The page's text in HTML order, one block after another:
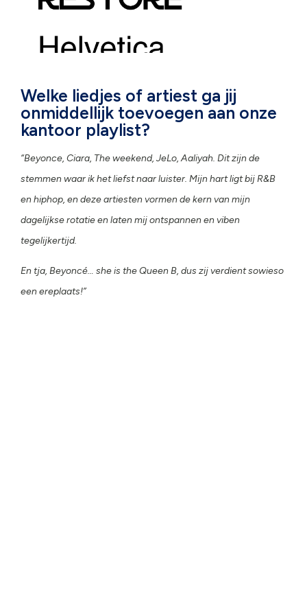
Welke liedjes of artiest ga jij
onmiddellijk toevoegen aan onze
kantoor playlist?
“Beyonce, Ciara, The weekend, JeLo, Aaliyah. Dit zijn de
stemmen waar ik het liefst naar luister. Mijn hart ligt bij R&B
en hiphop, en deze artiesten vormen de kern van mijn
dagelijkse rotatie en laten mij ontspannen en viben
tegelijkertijd.
En tja, Beyoncé… she is the Queen B, dus zij verdient sowieso
een ereplaats!”